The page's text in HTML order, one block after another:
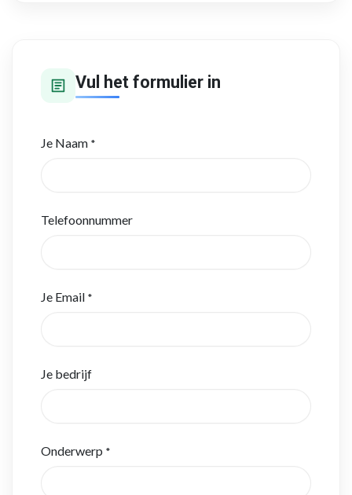
Vul het formulier in
Je Naam *
Telefoonnummer
Je Email *
Je bedrijf
Onderwerp *